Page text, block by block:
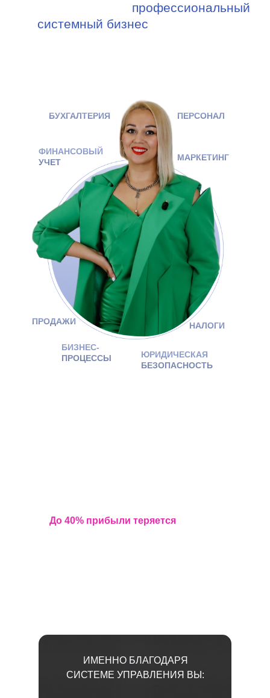
ЮРИДИЧЕСКАЯ
БЕЗОПАСНОСТЬ
профессиональный
системный бизнес
ИМЕННО БЛАГОДАРЯ
СИСТЕМЕ УПРАВЛЕНИЯ ВЫ:
До 40% прибыли теряется
БИЗНЕС-
ПРОЦЕССЫ
ФИНАНСОВЫЙ
УЧЕТ
МАРКЕТИНГ
ПРОДАЖИ НАЛОГИ
ПЕРСОНАЛ
БУХГАЛТЕРИЯ